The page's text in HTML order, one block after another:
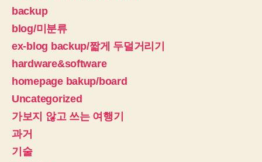
backup
blog/미분류
ex-blog backup/짧게 두덜거리기
hardware&software
homepage bakup/board
Uncategorized
가보지 않고 쓰는 여행기
과거
기술